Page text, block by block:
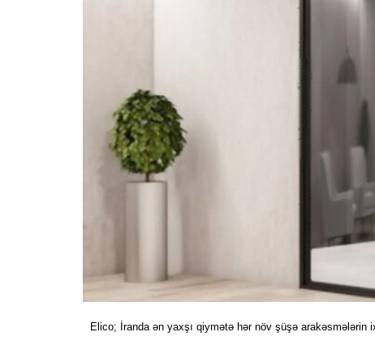
Elico; İranda ən yaxşı qiymətə hər növ şüşə